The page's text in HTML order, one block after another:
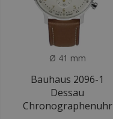
Ø 41 mm
Bauhaus 2096-1
Dessau
Chronographenuhr